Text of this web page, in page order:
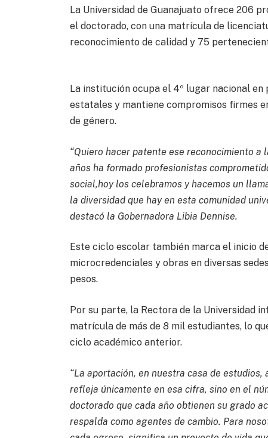
La Universidad de Guanajuato ofrece 206
el doctorado, con una matrícula de
reconocimiento de calidad y 75
La institución ocupa el 4º lugar nacional
estatales y mantiene compromisos firmes
de género.
“Quiero hacer patente ese reconocimiento
años ha formado profesionistas
social,hoy los celebramos y hacemos un
la diversidad que hay en esta comunidad
destacó la Gobernadora Libia Dennise.
Este ciclo escolar también marca el inicio
microcredenciales y obras en diversas
pesos.
Por su parte, la Rectora de la Universidad
matrícula de más de 8 mil estudiantes, lo
ciclo académico anterior.
“La aportación, en nuestra casa de
refleja únicamente en esa cifra, sino en el
doctorado que cada año obtienen su grado
respalda como agentes de cambio. Para